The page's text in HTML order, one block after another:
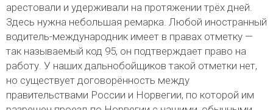
арестовали и удерживали на протяжении трёх дней.
Здесь нужна небольшая ремарка. Любой иностранный
водитель-международник имеет в правах отметку —
так называемый код 95, он подтверждает право на
работу. У наших дальнобойщиков такой отметки нет,
но существует договорённость между
правительствами России и Норвегии, по которой им